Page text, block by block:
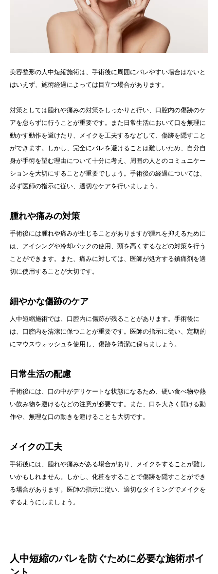
美容整形の人中短縮施術は、手術後に周囲にバレやすい場合はないと
はいえず、施術経過によっては目立つ場合があります。
対策としては腫れや痛みの対策をしっかりと行い、口腔内の傷跡のケ
アを怠らずに行うことが重要です。また日常生活において口を無理に
動かす動作を避けたり、メイクを工夫するなどして、傷跡を隠すこと
ができます。しかし、完全にバレを避けることは難しいため、自分自
身が手術を望む理由について十分に考え、周囲の人とのコミュニケー
ションを大切にすることが重要でしょう。手術後の経過については、
必ず医師の指示に従い、適切なケアを行いましょう。
腫れや痛みの対策
手術後には腫れや痛みが生じることがありますが腫れを抑えるために
は、アイシングや冷却パックの使用、頭を高くするなどの対策を行う
ことができます。また、痛みに対しては、医師が処方する鎮痛剤を適
切に使用することが大切です。
細やかな傷跡のケア
人中短縮施術では、口腔内に傷跡が残ることがあります。手術後に
は、口腔内を清潔に保つことが重要です。医師の指示に従い、定期的
にマウスウォッシュを使用し、傷跡を清潔に保ちましょう。
日常生活の配慮
手術後には、口の中がデリケートな状態になるため、硬い食べ物や熱
い飲み物を避けるなどの注意が必要です。また、口を大きく開ける動
作や、無理な口の動きを避けることも大切です。
メイクの工夫
手術後には、腫れや痛みがある場合があり、メイクをすることが難し
いかもしれません。しかし、化粧をすることで傷跡を隠すことができ
る場合があります。医師の指示に従い、適切なタイミングでメイクを
するようにしましょう。
人中短縮のバレを防ぐために必要な施術ポイ